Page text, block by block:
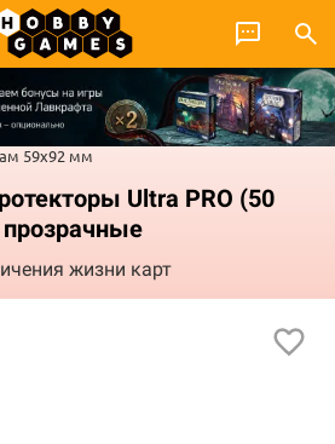
59x92 мм
Ultra PRO (50
жизни карт